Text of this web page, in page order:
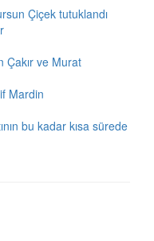
Çiçek tutuklandı
Çakır ve Murat
Mardin
bu kadar kısa sürede